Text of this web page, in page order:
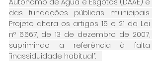
Autônomo de Água e Esgotos (DAAE) e
das fundações públicas municipais.
Projeto altera os artigos 15 e 21 da Lei
nº 6.667, de 13 de dezembro de 2007,
suprimindo a referência à falta
“inassiduidade habitual”.